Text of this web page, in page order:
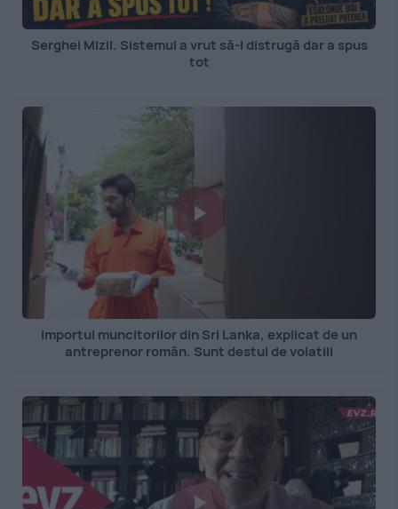
Serghei Mizil. Sistemul a vrut să-l distrugă dar a spus
tot
Importul muncitorilor din Sri Lanka, explicat de un
antreprenor român. Sunt destul de volatili